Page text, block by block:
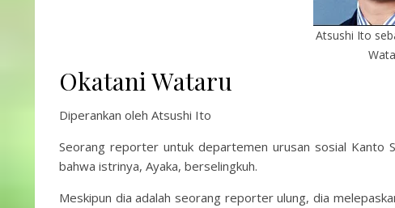
Atsushi Ito
Okatani Wataru
Diperankan oleh Atsushi Ito
Seorang reporter untuk departemen urusan sosial Kanto
bahwa istrinya, Ayaka, berselingkuh.
Meskipun dia adalah seorang reporter ulung, dia